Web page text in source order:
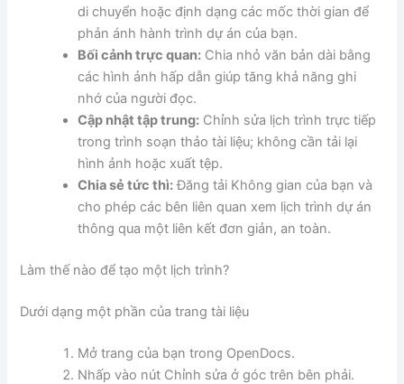
di chuyển hoặc định dạng các mốc thời gian để
phản ánh hành trình dự án của bạn.
Bối cảnh trực quan: Chia nhỏ văn bản dài bằng
các hình ảnh hấp dẫn giúp tăng khả năng ghi
nhớ của người đọc.
Cập nhật tập trung: Chỉnh sửa lịch trình trực tiếp
trong trình soạn thảo tài liệu; không cần tải lại
hình ảnh hoặc xuất tệp.
Chia sẻ tức thì:Đăng tải Không gian của bạn và
cho phép các bên liên quan xem lịch trình dự án
thông qua một liên kết đơn giản, an toàn.
Làm thế nào để tạo một lịch trình?
Dưới dạng một phần của trang tài liệu
Mở trang của bạn trong OpenDocs.
Nhấp vào nút Chỉnh sửa ở góc trên bên phải.